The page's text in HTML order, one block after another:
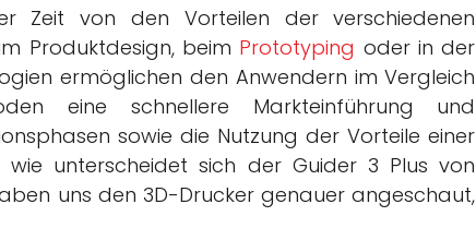
Zeit von den Vorteilen der verschiedenen
Produktdesign, beim Prototyping oder in der
ermöglichen den Anwendern im Vergleich
eine schnellere Markteinführung und
sowie die Nutzung der Vorteile einer
unterscheidet sich der Guider 3 Plus von
uns den 3D-Drucker genauer angeschaut,